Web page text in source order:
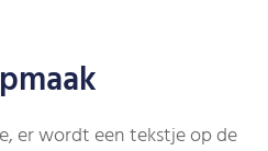
er wordt een tekstje op de